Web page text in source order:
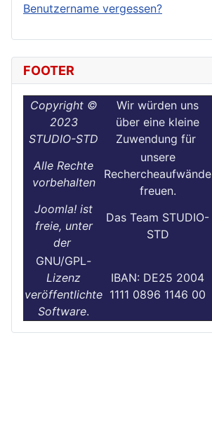
Benutzername vergessen?
FOOTER
Copyright ©
2023
STUDIO-STD
Wir würden uns
über eine kleine
Zuwendung für
Alle Rechte
vorbehalten
unsere
Rechercheaufwände
freuen.
Joomla! ist
freie, unter
der
Das Team STUDIO-
STD
GNU/GPL-
Lizenz
veröffentlichte
Software.
IBAN: DE25 2004
1111 0896 1146 00